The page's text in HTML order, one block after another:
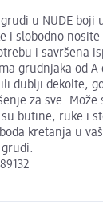
grudi u NUDE
i slobodno
i savršena
grudnjaka od A
dublji dekolte,
za sve.
butine, ruke i
kretanja u
grudi.